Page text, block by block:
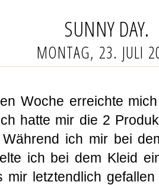
SUNNY DAY.
MONTAG, 23. JULI
Woche erreichte
hatte mir die 2
ich mir bei
ich bei dem Kleid
mir letztendlich